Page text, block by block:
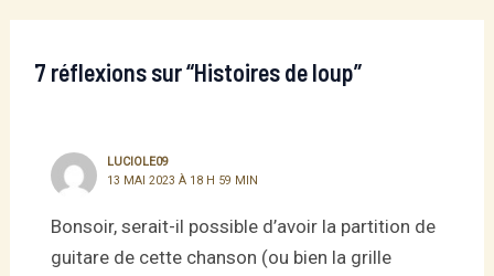
7 réflexions sur “Histoires de loup”
LUCIOLE09
13 MAI 2023 À 18 H 59 MIN
Bonsoir, serait-il possible d’avoir la partition de
guitare de cette chanson (ou bien la grille